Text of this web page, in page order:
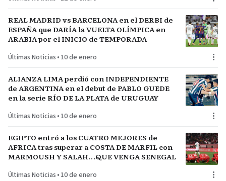
REAL MADRID vs BARCELONA en el DERBI de
ESPAÑA que DARÍA la VUELTA OLÍMPICA en
ARABIA por el INICIO de TEMPORADA
Últimas Noticias • 10 de enero
ALIANZA LIMA perdió con INDEPENDIENTE
de ARGENTINA en el debut de PABLO GUEDE
en la serie RÍO DE LA PLATA de URUGUAY
Últimas Noticias • 10 de enero
EGIPTO entró a los CUATRO MEJORES de
AFRICA tras superar a COSTA DE MARFIL con
MARMOUSH Y SALAH…QUE VENGA SENEGAL
Últimas Noticias • 10 de enero